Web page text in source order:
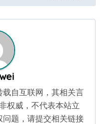
载自互联网，其相关言
权威，不代表本站立
题，请提交相关链接